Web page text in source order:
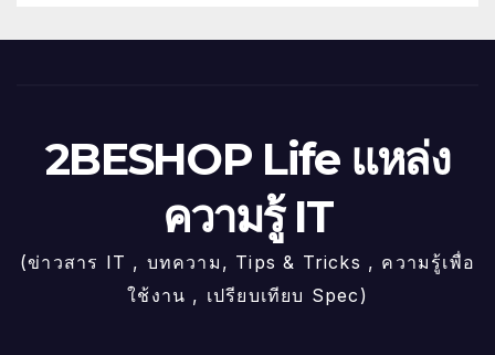
2BESHOP Life แหล่ง
ความรู้ IT
(ข่าวสาร IT , บทความ, Tips & Tricks , ความรู้เพื่อ
ใช้งาน , เปรียบเทียบ Spec)